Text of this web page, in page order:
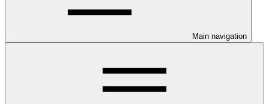
Main navigation